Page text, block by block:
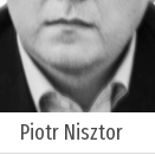
Piotr Nisztor